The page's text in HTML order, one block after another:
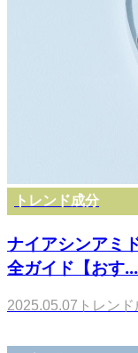
トレンド成分
ナイアシンアミ
全ガイド【おす...
2025.05.07 トレン